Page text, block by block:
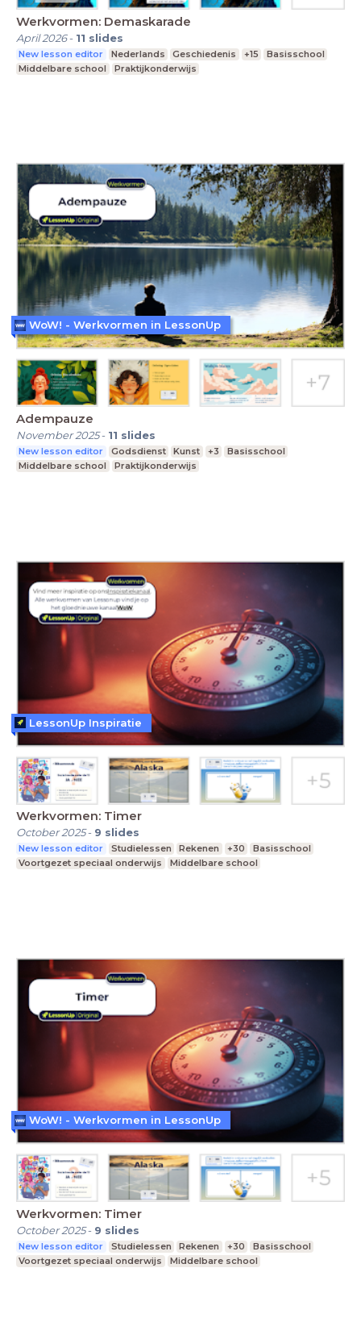
Werkvormen: Demaskarade
April 2026- 11 slides
New lesson editor Nederlands Geschiedenis +15
Basisschool
Middelbare school
Praktijkonderwijs
Adempauze
November 2025- 11 slides
New lesson editor Godsdienst Kunst +3
Basisschool
Middelbare school
Praktijkonderwijs
WoW! - Werkvormen in LessonUp
Werkvormen: Timer
October 2025- 9 slides
New lesson editor Studielessen Rekenen +30
Basisschool
Voortgezet speciaal onderwijs
Middelbare school
LessonUp Inspiratie
Werkvormen: Timer
October 2025- 9 slides
New lesson editor Studielessen Rekenen +30
Basisschool
Voortgezet speciaal onderwijs
Middelbare school
WoW! - Werkvormen in LessonUp